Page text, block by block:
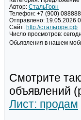
Автор: СтальГорн
Телефон: +7 (900)
Отправлено: 19.05.2026
Сайт: http://стальгорн.рф
Число просмотров:
Обьявления в нашем
Смотрите
объявлений
Лист: продам